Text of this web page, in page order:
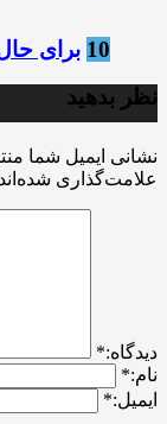
10 برای
نظر بدهید
نشانی ایمیل شما
علامت‌گذاری شده‌اند
ديدگاه:*
نام:*
ایمیل:*